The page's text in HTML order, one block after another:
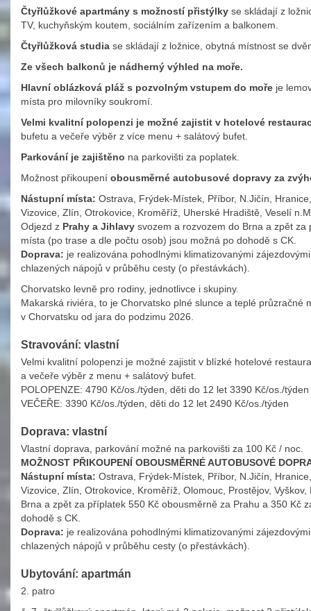
Čtyřlůžkové apartmány s možností přistýlky se skládají z
TV, kuchyňským koutem, sociálním zařízením a balkonem.
Čtyřlůžková studia se skládají z ložnice, obytná místnost se
Ze všech balkonů je nádherný výhled na moře.
Hlavní oblázková pláž s pozvolným vstupem do moře je
místa pro milovníky soukromí.
Velmi kvalitní polopenzi je možné zajistit v hotelové
bufetu a večeře výběr z více menu + salátový bufet.
Parkování je zajištěno na parkovišti za poplatek.
Možnost přikoupení obousměrné autobusové dopravy za
Nástupní místa: Ostrava, Frýdek-Místek, Příbor, N.Jičín,
Vizovice, Zlín, Otrokovice, Kroměříž, Uherské Hradiště, Veselí
Odjezd z Prahy a Jihlavy svozem a rozvozem do Brna a zpět
místa (po trase a dle počtu osob) jsou možná po dohodě s CK.
Doprava: je realizována pohodlnými klimatizovanými
chlazených nápojů v průběhu cesty (o přestávkách).
Chorvatsko levně pro rodiny, jednotlivce i skupiny.
Makarská riviéra, to je Chorvatsko plné slunce a teplé
v Chorvatsku od jara do podzimu 2026.
Stravování: vlastní
Velmi kvalitní polopenzi je možné zajistit v blízké hotelové
a večeře výběr z menu + salátový bufet.
POLOPENZE: 4790 Kč/os./týden, děti do 12 let 3390 Kč/os./týden
VEČEŘE: 3390 Kč/os./týden, děti do 12 let 2490 Kč/os./týden
Doprava: vlastní
Vlastní doprava, parkování možné na parkovišti za 100 Kč / noc.
MOŽNOST PŘIKOUPENÍ OBOUSMĚRNÉ AUTOBUSOVÉ
Nástupní místa: Ostrava, Frýdek-Místek, Příbor, N.Jičín,
Vizovice, Zlín, Otrokovice, Kroměříž, Olomouc, Prostějov,
Brna a zpět za příplatek 550 Kč obousměrně za Prahu a 350 Kč
dohodě s CK.
Doprava: je realizována pohodlnými klimatizovanými
chlazených nápojů v průběhu cesty (o přestávkách).
Ubytování: apartmán
2. patro